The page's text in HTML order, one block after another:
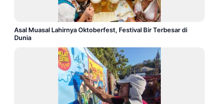
Asal Muasal Lahirnya Oktoberfest, Festival Bir Terbesar di
Dunia